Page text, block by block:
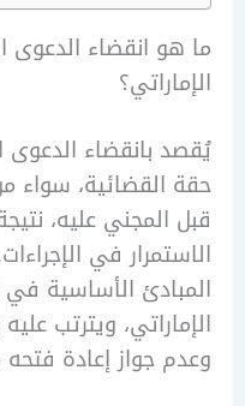
انقضاء الدعوى
الدعوى
سواء من قبل
عليه، نتيجة
في الإجراءات. ويُعد
الأساسية في قانون
ويترتب عليه إغلاق
إعادة فتحه